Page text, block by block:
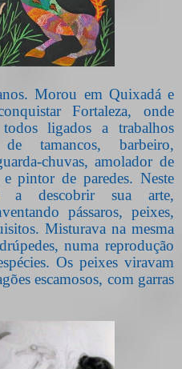
Morou em Quixadá e
Fortaleza, onde
ligados a trabalhos
tamancos, barbeiro,
chuvas, amolador de
pintor de paredes. Neste
a descobrir sua arte,
pássaros, peixes,
Misturava na mesma
numa reprodução
Os peixes viravam
escamosos, com garras